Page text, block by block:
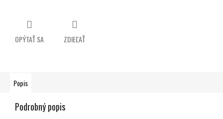
OPÝTAŤ SA ZDIEĽAŤ
Popis
Podrobný popis